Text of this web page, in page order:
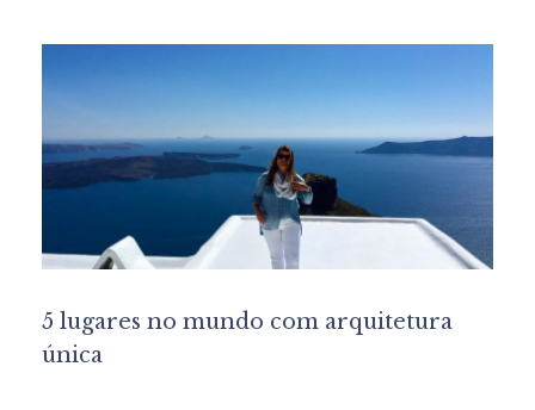
5 lugares no mundo com arquitetura
única